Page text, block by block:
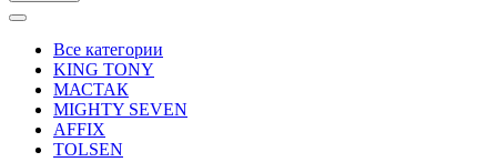
Все категории
KING TONY
МАСТАК
MIGHTY SEVEN
AFFIX
TOLSEN